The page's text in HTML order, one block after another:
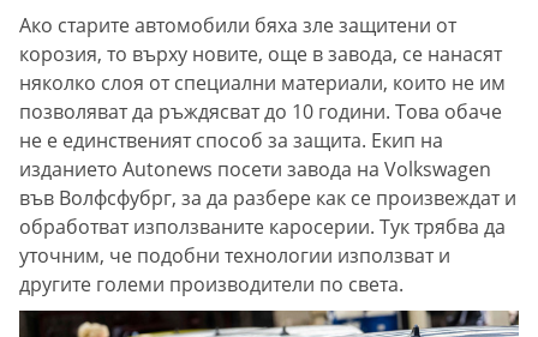
Ако старите автомобили бяха зле защитени от
корозия, то върху новите, още в завода, се нанасят
няколко слоя от специални материали, които не им
позволяват да ръждясват до 10 години. Това обаче
не е единственият способ за защита. Екип на
изданието Autonews посети завода на Volkswagen
във Волфсфубрг, за да разбере как се произвеждат и
обработват използваните каросерии. Тук трябва да
уточним, че подобни технологии използват и
другите големи производители по света.